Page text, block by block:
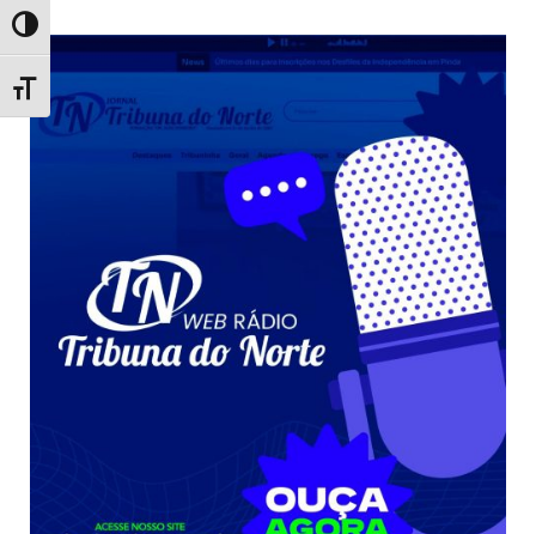
Toggle High Contrast
Toggle Font size